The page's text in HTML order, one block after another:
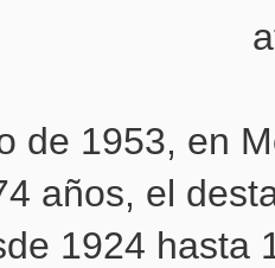
de 1953, en
años, el
1924 hasta